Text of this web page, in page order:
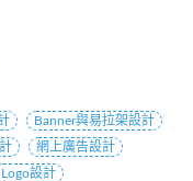
Banner與易拉架設計
網上廣告設計
Logo設計